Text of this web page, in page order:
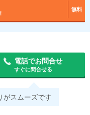
無料
電話でお問合せ
すぐに問合せる
がスムーズです